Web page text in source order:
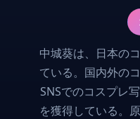
中城葵は、日本の
ている。国内外の
SNSでのコスプレ
を獲得している。